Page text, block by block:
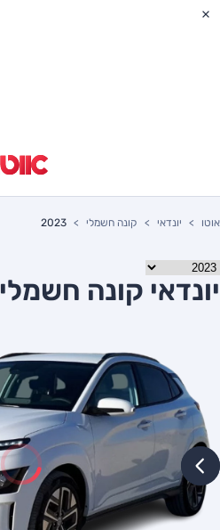
אוטו יונדאי קונה חשמלי 2023
יונדאי קונה חשמלי 2023 יד שניה